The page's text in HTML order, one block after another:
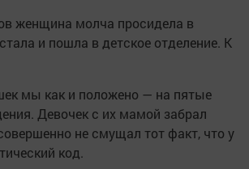
женщина молча просидела в
и пошла в детское отделение. К
мы как и положено — на пятые
Девочек с их мамой забрал
не смущал тот факт, что у
код.